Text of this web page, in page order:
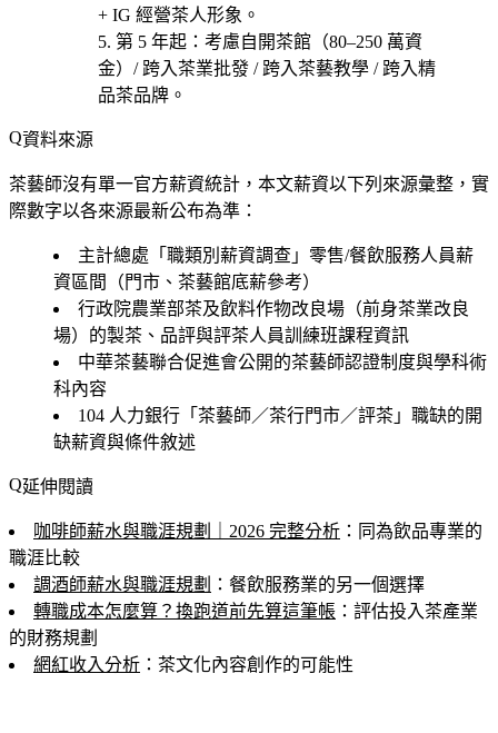
+ IG 經營茶人形象。
第 5 年起 ：考慮自開茶館（80–250 萬資
金）/ 跨入茶業批發 / 跨入茶藝教學 / 跨入精
品茶品牌 。
資料來源
茶藝師沒有單一官方薪資統計，本文薪資以下列來源彙整，實
際數字以各來源最新公布為準：
主計總處「職類別薪資調查」零售/餐飲服務人員薪
資區間（門市、茶藝館底薪參考）
行政院農業部茶及飲料作物改良場（前身茶業改良
場）的製茶、品評與評茶人員訓練班課程資訊
中華茶藝聯合促進會公開的茶藝師認證制度與學科術
科內容
104 人力銀行「茶藝師／茶行門市／評茶」職缺的開
缺薪資與條件敘述
延伸閱讀
咖啡師薪水與職涯規劃｜2026 完整分析 ：同為飲品專業的
職涯比較
調酒師薪水與職涯規劃 ：餐飲服務業的另一個選擇
轉職成本怎麼算？換跑道前先算這筆帳 ：評估投入茶產業
的財務規劃
網紅收入分析 ：茶文化內容創作的可能性